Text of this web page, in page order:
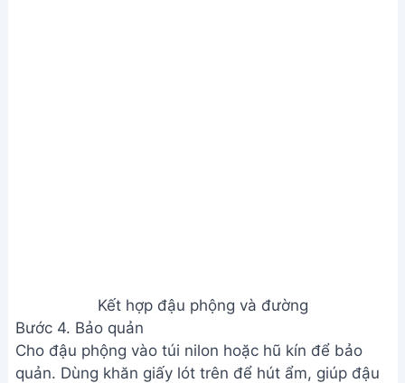
Kết hợp đậu phộng và đường
Bước 4. Bảo quản
Cho đậu phộng vào túi nilon hoặc hũ kín để bảo
quản. Dùng khăn giấy lót trên để hút ẩm, giúp đậu